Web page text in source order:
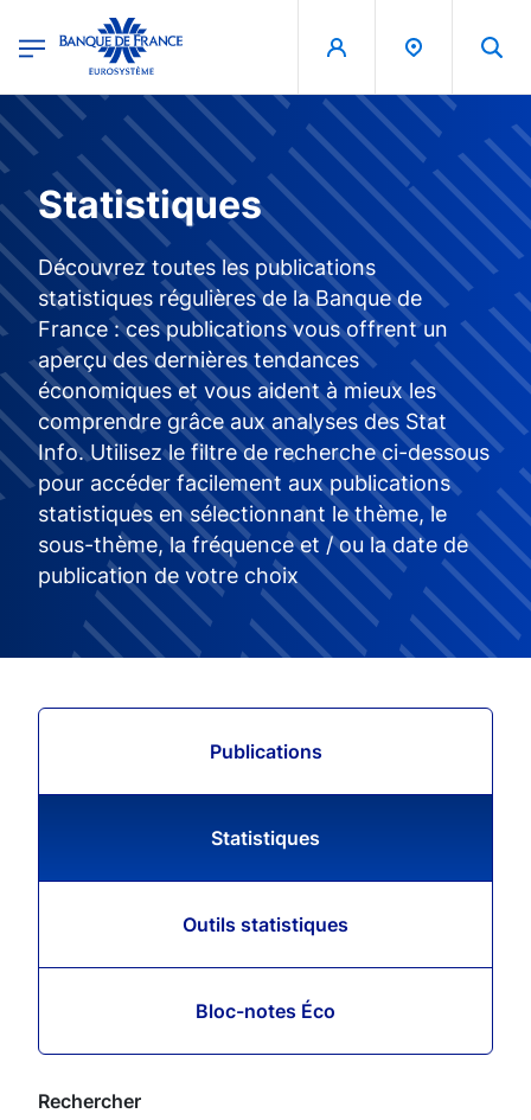
Banque de France - Menu Principal
Statistiques
Découvrez toutes les publications
statistiques régulières de la Banque de
France : ces publications vous offrent un
aperçu des dernières tendances
économiques et vous aident à mieux les
comprendre grâce aux analyses des Stat
Info. Utilisez le filtre de recherche ci-dessous
pour accéder facilement aux publications
statistiques en sélectionnant le thème, le
sous-thème, la fréquence et / ou la date de
publication de votre choix
Publications
Statistiques
Outils statistiques
Bloc-notes Éco
Rechercher